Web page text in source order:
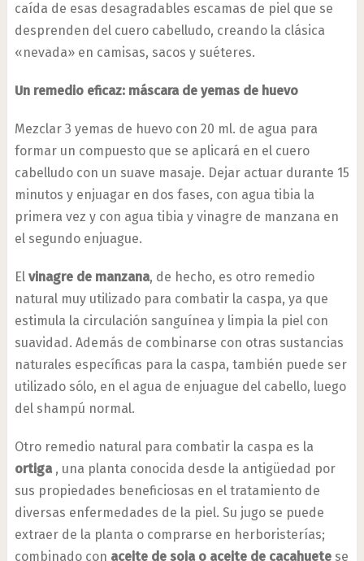
caída de esas desagradables escamas de piel que se
desprenden del cuero cabelludo, creando la clásica
«nevada» en camisas, sacos y suéteres.
Un remedio eficaz: máscara de yemas de huevo
Mezclar 3 yemas de huevo con 20 ml. de agua para
formar un compuesto que se aplicará en el cuero
cabelludo con un suave masaje. Dejar actuar durante 15
minutos y enjuagar en dos fases, con agua tibia la
primera vez y con agua tibia y vinagre de manzana en
el segundo enjuague.
El vinagre de manzana, de hecho, es otro remedio
natural muy utilizado para combatir la caspa, ya que
estimula la circulación sanguínea y limpia la piel con
suavidad. Además de combinarse con otras sustancias
naturales específicas para la caspa, también puede ser
utilizado sólo, en el agua de enjuague del cabello, luego
del shampú normal.
Otro remedio natural para combatir la caspa es la
ortiga, una planta conocida desde la antigüedad por
sus propiedades beneficiosas en el tratamiento de
diversas enfermedades de la piel. Su jugo se puede
extraer de la planta o comprarse en herboristerías;
combinado con aceite de soja o aceite de cacahuetese